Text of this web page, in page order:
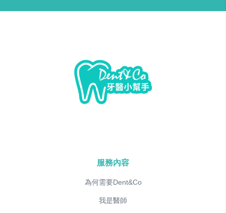
服務內容
為何需要Dent&Co
我是醫師